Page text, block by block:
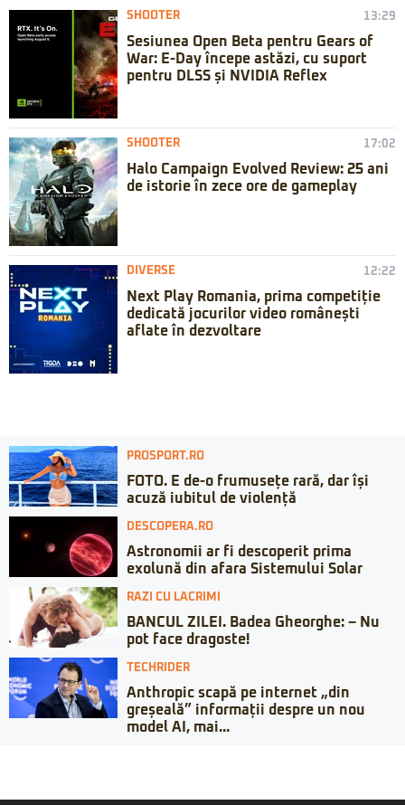
SHOOTER 13:29
Sesiunea Open Beta pentru Gears of
War: E-Day începe astăzi, cu suport
pentru DLSS și NVIDIA Reflex
SHOOTER 17:02
Halo Campaign Evolved Review: 25 ani
de istorie în zece ore de gameplay
DIVERSE 12:22
Next Play Romania, prima competiție
dedicată jocurilor video românești
aflate în dezvoltare
PROSPORT.RO
FOTO. E de-o frumusețe rară, dar își
acuză iubitul de violență
DESCOPERA.RO
Astronomii ar fi descoperit prima
exolună din afara Sistemului Solar
RAZI CU LACRIMI
BANCUL ZILEI. Badea Gheorghe: – Nu
pot face dragoste!
TECHRIDER
Anthropic scapă pe internet „din
greșeală” informații despre un nou
model AI, mai...